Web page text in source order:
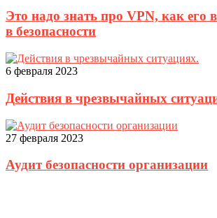
Это надо знать про VPN, как его
в безопасности
6 февраля 2023
Действия в чрезвычайных
27 февраля 2023
Аудит безопасности организации